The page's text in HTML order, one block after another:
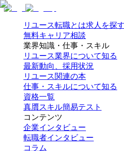
リユース転職とは求人を探す
無料キャリア相談
業界知識・仕事・スキル
リユース業界について知る
最新動向、採用状況
リユース関連の本
仕事・スキルについて知る
資格一覧
真贋スキル簡易テスト
コンテンツ
企業インタビュー
転職者インタビュー
コラム